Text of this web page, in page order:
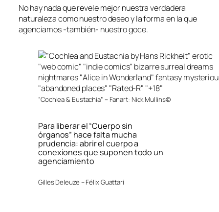
No hay nada que revele mejor nuestra verdadera
naturaleza como nuestro deseo y la forma en la que
agenciamos -también- nuestro goce.
“Cochlea & Eustachia” – Fanart: Nick Mullins©
Para liberar el “Cuerpo sin
órganos” hace falta mucha
prudencia:abrir el cuerpo a
conexiones que suponen todo un
agenciamiento
Gilles Deleuze – Félix Guattari